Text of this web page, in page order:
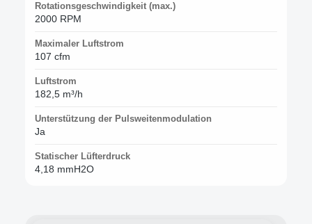
Rotationsgeschwindigkeit (max.)
2000 RPM
Maximaler Luftstrom
107 cfm
Luftstrom
182,5 m³/h
Unterstützung der Pulsweitenmodulation
Ja
Statischer Lüfterdruck
4,18 mmH2O